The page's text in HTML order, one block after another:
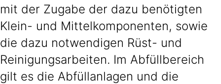
mit der Zugabe der dazu benötigten
Klein- und Mittelkomponenten, sowie
die dazu notwendigen Rüst- und
Reinigungsarbeiten. Im Abfüllbereich
gilt es die Abfüllanlagen und die